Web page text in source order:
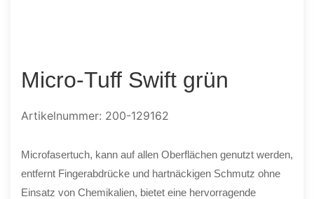
Micro-Tuff Swift grün
Artikelnummer: 200-129162
Microfasertuch, kann auf allen Oberflächen genutzt werden,
entfernt Fingerabdrücke und hartnäckigen Schmutz ohne
Einsatz von Chemikalien, bietet eine hervorragende